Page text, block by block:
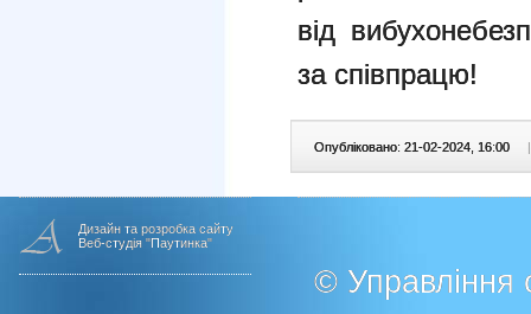
від
за співпрацю!
Опубліковано: 21-02-2024, 16:00 |
Дизайн та розробка сайту
Веб-студія "Паутинка"
© Управління